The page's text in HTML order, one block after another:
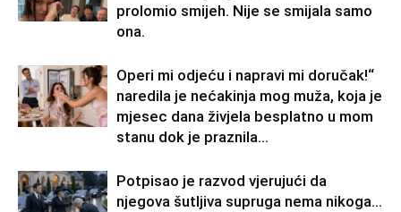
prolomio smijeh. Nije se smijala samo
ona.
Operi mi odjeću i napravi mi doručak!“
naredila je nećakinja mog muža, koja je
mjesec dana živjela besplatno u mom
stanu dok je praznila...
Potpisao je razvod vjerujući da
njegova šutljiva supruga nema nikoga…